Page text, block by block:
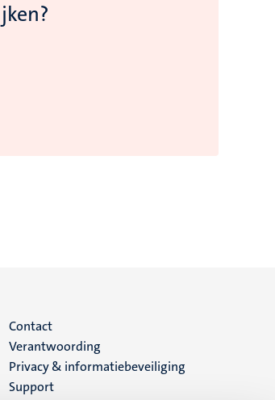
Menu
footer
(NL)
Contact
Verantwoording
Privacy & informatiebeveiliging
Support